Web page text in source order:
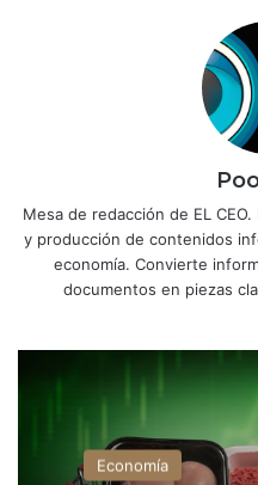
Mesa de redacción de EL
y producción de contenidos
economía. Convierte
documentos en piezas
Economía